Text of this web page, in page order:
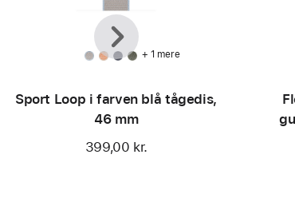
+ 1 mere
Sport Loop i farven blå tågedis,
46 mm
399,00 kr.
Forrige
Næste